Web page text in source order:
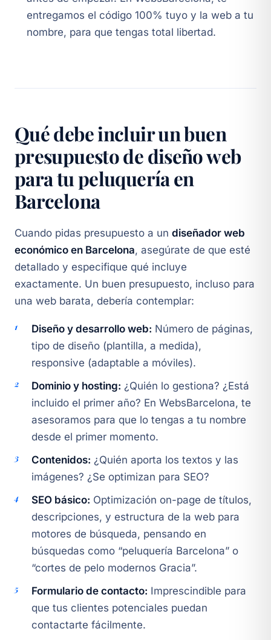
entregamos el código 100% tuyo y la web a tu
nombre, para que tengas total libertad.
Qué debe incluir un buen
presupuesto de diseño web
para tu peluquería en
Barcelona
Cuando pidas presupuesto a un diseñador web
económico en Barcelona, asegúrate de que esté
detallado y especifique qué incluye
exactamente. Un buen presupuesto, incluso para
una web barata, debería contemplar:
Diseño y desarrollo web: Número de páginas,
tipo de diseño (plantilla, a medida),
responsive (adaptable a móviles).
Dominio y hosting: ¿Quién lo gestiona? ¿Está
incluido el primer año? En WebsBarcelona, te
asesoramos para que lo tengas a tu nombre
desde el primer momento.
Contenidos: ¿Quién aporta los textos y las
imágenes? ¿Se optimizan para SEO?
SEO básico: Optimización on-page de títulos,
descripciones, y estructura de la web para
motores de búsqueda, pensando en
búsquedas como “peluquería Barcelona” o
“cortes de pelo modernos Gracia”.
Formulario de contacto: Imprescindible para
que tus clientes potenciales puedan
contactarte fácilmente.